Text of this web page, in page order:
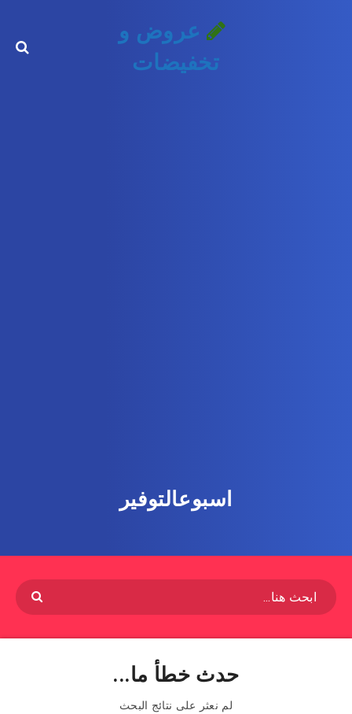
عروض و
تخفيضات
اسبوعالتوفير
حدث خطأ ما...
لم نعثر على نتائج البحث